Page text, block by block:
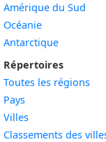
Amérique du Sud
Océanie
Antarctique
Répertoires
Toutes les régions
Pays
Villes
Classements des